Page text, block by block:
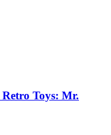
Toys: Mr.